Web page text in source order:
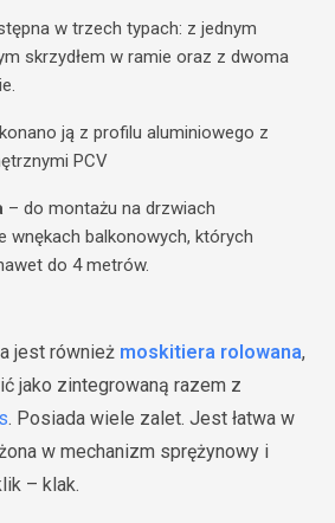
w trzech typach: z jednym
skrzydłem w ramie oraz z dwoma
ją z profilu aluminiowego z
PCV
– do montażu na drzwiach
wnękach balkonowych, których
do 4 metrów.
jest również moskitiera rolowana,
jako zintegrowaną razem z
. Posiada wiele zalet. Jest łatwa w
w mechanizm sprężynowy i
– klak.